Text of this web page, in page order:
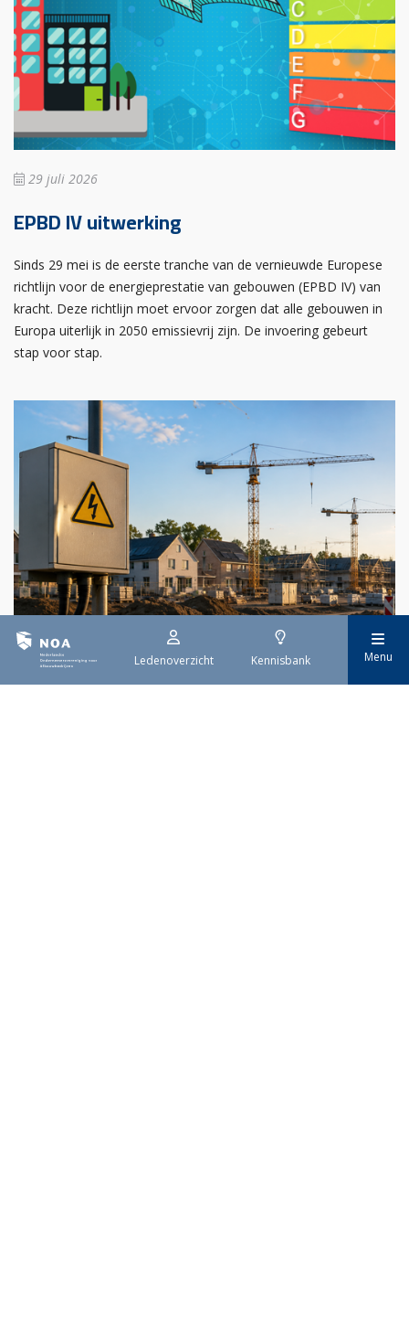
Ledenoverzicht Kennisbank Menu
29 juli 2026
EPBD IV uitwerking
Sinds 29 mei is de eerste tranche van de vernieuwde Europese
richtlijn voor de energieprestatie van gebouwen (EPBD IV) van
kracht. Deze richtlijn moet ervoor zorgen dat alle gebouwen in
Europa uiterlijk in 2050 emissievrij zijn. De invoering gebeurt
stap voor stap.
29 juli 2026
Stroomaansluiting bouwprojecten